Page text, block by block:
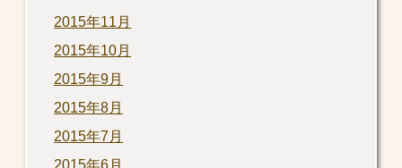
2015年11月
2015年10月
2015年9月
2015年8月
2015年7月